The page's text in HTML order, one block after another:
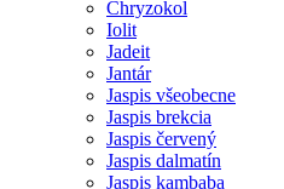
Chryzokol
Iolit
Jadeit
Jantár
Jaspis všeobecne
Jaspis brekcia
Jaspis červený
Jaspis dalmatín
Jaspis kambaba